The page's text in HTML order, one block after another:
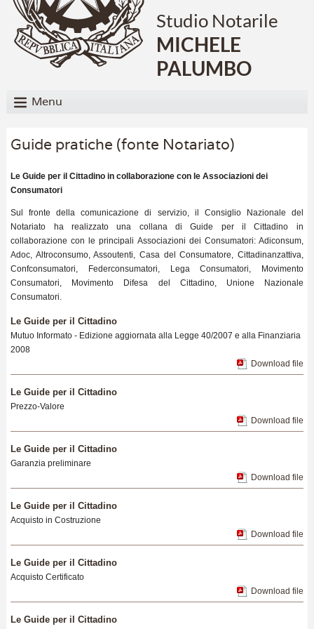
Studio Notarile
MICHELE
PALUMBO
Menu
Guide pratiche (fonte Notariato)
Le Guide per il Cittadino in collaborazione con le Associazioni dei
Consumatori
Sul fronte della comunicazione di servizio, il Consiglio Nazionale del
Notariato ha realizzato una collana di Guide per il Cittadino in
collaborazione con le principali Associazioni dei Consumatori: Adiconsum,
Adoc, Altroconsumo, Assoutenti, Casa del Consumatore, Cittadinanzattiva,
Confconsumatori, Federconsumatori, Lega Consumatori, Movimento
Consumatori, Movimento Difesa del Cittadino, Unione Nazionale
Consumatori.
Le Guide per il Cittadino
Mutuo Informato - Edizione aggiornata alla Legge 40/2007 e alla Finanziaria
2008
Download file
Le Guide per il Cittadino
Prezzo-Valore
Download file
Le Guide per il Cittadino
Garanzia preliminare
Download file
Le Guide per il Cittadino
Acquisto in Costruzione
Download file
Le Guide per il Cittadino
Acquisto Certificato
Download file
Le Guide per il Cittadino